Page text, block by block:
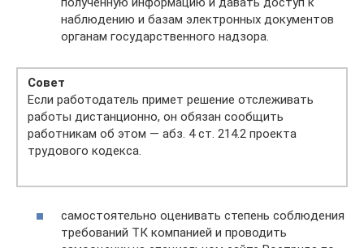
наблюдению и базам электронных документов
органам государственного надзора.
Совет
Если работодатель примет решение отслеживать
работы дистанционно, он обязан сообщить
работникам об этом — абз. 4 ст. 214.2 проекта
трудового кодекса.
самостоятельно оценивать степень соблюдения
требований ТК компанией и проводить